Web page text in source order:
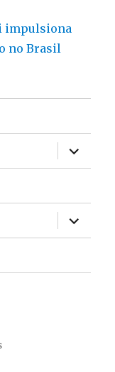
impulsiona
no Brasil
expandir
expandir